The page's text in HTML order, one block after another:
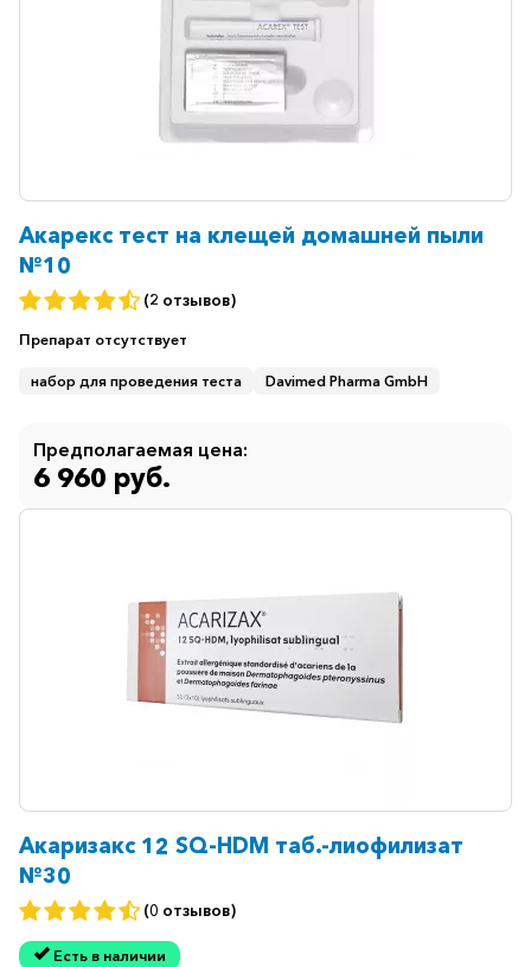
Гематологические
Гепатопротекторы
Гинекология
Гормональные
Дерматологические
Диабетические
Желудочно-
кишечные
Иммуностимуляторы
Климактерические
Офтальмология
Паркинсон
Противоаллергические
Противовирусные
Акарекс тест на клещей домашней пыли
№10
(2 отзывов)
Препарат отсутствует
набор для проведения теста Davimed Pharma GmbH
Предполагаемая цена:
6 960 руб.
Акаризакс 12 SQ-HDM таб.-лиофилизат
№30
(0 отзывов)
Есть в наличии